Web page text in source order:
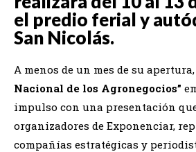
el predio ferial y
San Nicolás.
A menos de un mes de su apertura,
Nacional de los Agronegocios”
impulso con una presentación
organizadores de Exponenciar,
compañías estratégicas y